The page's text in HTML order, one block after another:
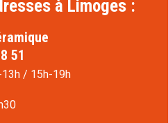
à Limoges :
51
/ 15h-19h